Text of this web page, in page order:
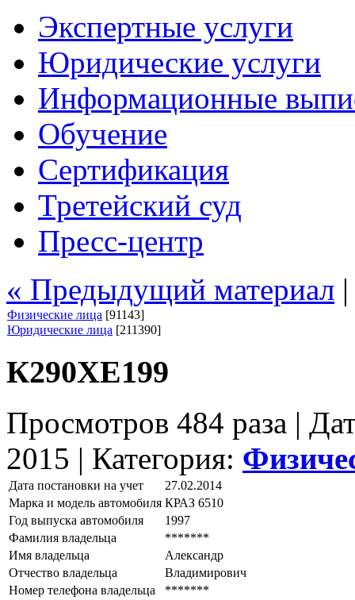
Экспертные услуги
Юридические услуги
Информационные
Обучение
Сертификация
Третейский суд
Пресс-центр
« Предыдущий материал
Физические лица [91143]
Юридические лица [211390]
К290ХЕ199
Просмотров 484 раза |
2015 | Категория:
Дата постановки на учет
27.02.2014
Марка и модель автомобиля КРАЗ 6510
Год выпуска автомобиля
1997
Фамилия владельца
*******
Имя владельца
Александр
Отчество владельца
Владимирович
Номер телефона владельца
*******